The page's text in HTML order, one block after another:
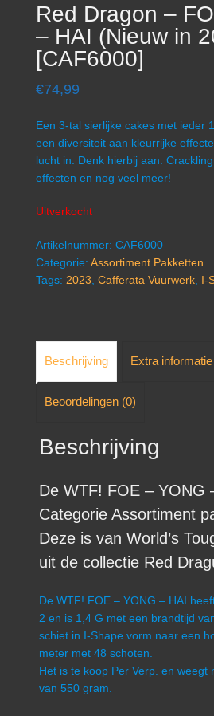
Red Dragon –
– HAI (Nieuw in
[CAF6000]
€74,99
Een 3-tal sierlijke cakes met ieder
een diversiteit aan kleurrijke
lucht in. Denk hierbij aan:
effecten en nog veel meer!
Uitverkocht
Artikelnummer: CAF6000
Categorie: Assortiment Pakketten
Tags: 2023 Cafferata Vuurwerk I-
Beschrijving Extra informatie
Beoordelingen (0)
Beschrijving
De WTF! FOE – YONG
Categorie Assortiment
Deze is van World’s
uit de collectie Red
De WTF! FOE – YONG – HAI
2 en is 1,4 G met een brandtijd
schiet in I-Shape vorm naar een
meter met 48 schoten.
Het is te koop Per Verp. en weegt
van 550 gram.